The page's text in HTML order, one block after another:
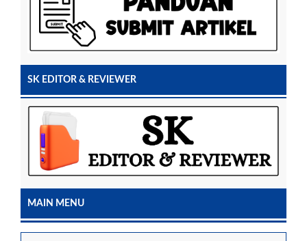
SK EDITOR & REVIEWER
MAIN MENU